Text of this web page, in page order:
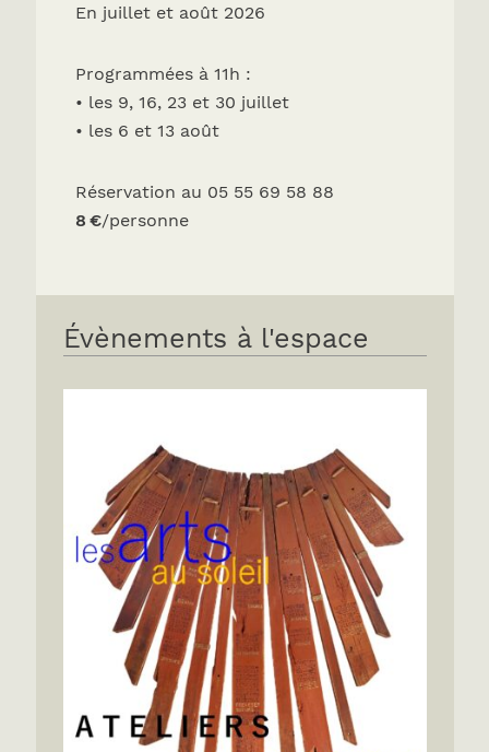
En juillet et août 2026
Programmées à 11h :
• les 9, 16, 23 et 30 juillet
• les 6 et 13 août
Réservation au 05 55 69 58 88
8 €/personne
Évènements à l'espace